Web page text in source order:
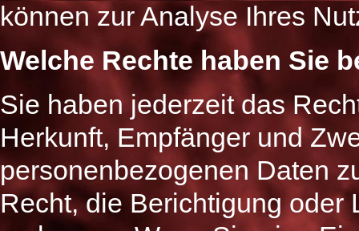
können zur Analyse Ihres
Welche Rechte haben Sie
Sie haben jederzeit das
Herkunft, Empfänger und
personenbezogenen Daten
Recht, die Berichtigung oder